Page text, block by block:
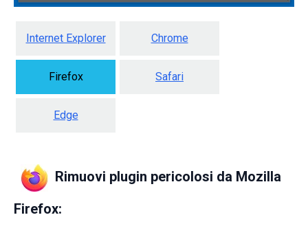
Internet Explorer Chrome
Firefox Safari
Edge
Rimuovi plugin pericolosi da Mozilla
Firefox: